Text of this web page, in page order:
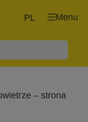
Menu
PL
– strona